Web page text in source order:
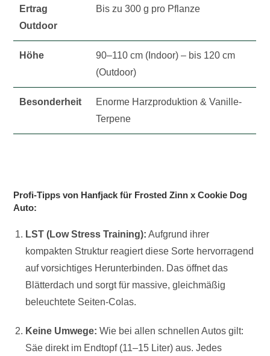
Ertrag
Outdoor
Bis zu 300 g pro Pflanze
Höhe
90–110 cm (Indoor) – bis 120 cm
(Outdoor)
Besonderheit
Enorme Harzproduktion & Vanille-
Terpene
Profi-Tipps von Hanfjack für Frosted Zinn x Cookie Dog
Auto:
LST (Low Stress Training): Aufgrund ihrer
kompakten Struktur reagiert diese Sorte hervorragend
auf vorsichtiges Herunterbinden. Das öffnet das
Blätterdach und sorgt für massive, gleichmäßig
beleuchtete Seiten-Colas.
Keine Umwege: Wie bei allen schnellen Autos gilt:
Säe direkt im Endtopf (11–15 Liter) aus. Jedes